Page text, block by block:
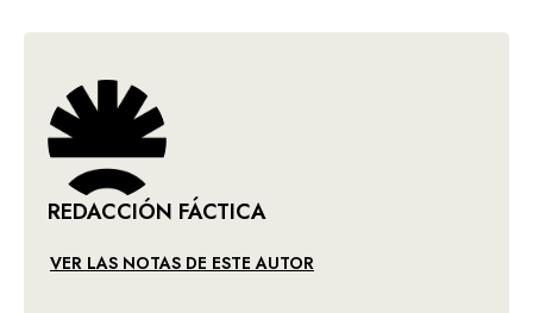
REDACCIÓN FÁCTICA
VER LAS NOTAS DE ESTE AUTOR